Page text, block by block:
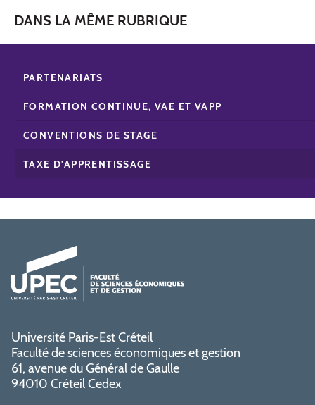
DANS LA MÊME RUBRIQUE
PARTENARIATS
FORMATION CONTINUE, VAE ET VAPP
CONVENTIONS DE STAGE
TAXE D'APPRENTISSAGE
Université Paris-Est Créteil
Faculté de sciences économiques et gestion
61, avenue du Général de Gaulle
94010 Créteil Cedex